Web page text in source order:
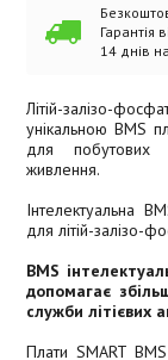
Гарантія
14 днів на
Літій-залізо-
унікальною BMS
для побутових
живлення.
Інтелектуальна
для літій-залізо-
BMS
допомагає
служби літієвих
Плати SMART